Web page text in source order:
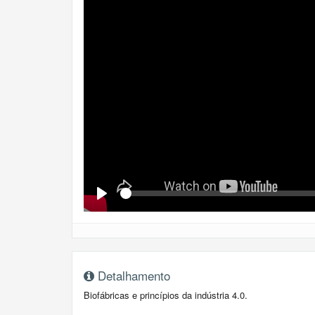
Play
Detalhamento
Biofábricas e princípios da indústria 4.0.